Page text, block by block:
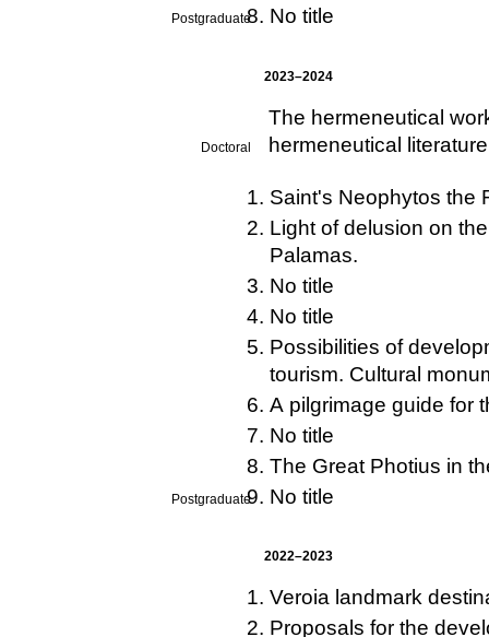
Postgraduate
No title
2023–2024
Doctoral
The hermeneutical
hermeneutical
Postgraduate
Saint's Neophytos the
Light of delusion on
Palamas.
No title
No title
Possibilities of
tourism. Cultural
A pilgrimage guide for
No title
The Great Photius in
No title
2022–2023
Veroia landmark
Proposals for the